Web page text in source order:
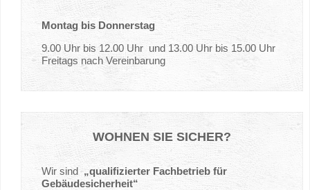
Montag bis Donnerstag
9.00 Uhr bis 12.00 Uhr und 13.00 Uhr bis 15.00 Uhr
Freitags nach Vereinbarung
WOHNEN SIE SICHER?
Wir sind„qualifizierter Fachbetrieb für
Gebäudesicherheit“